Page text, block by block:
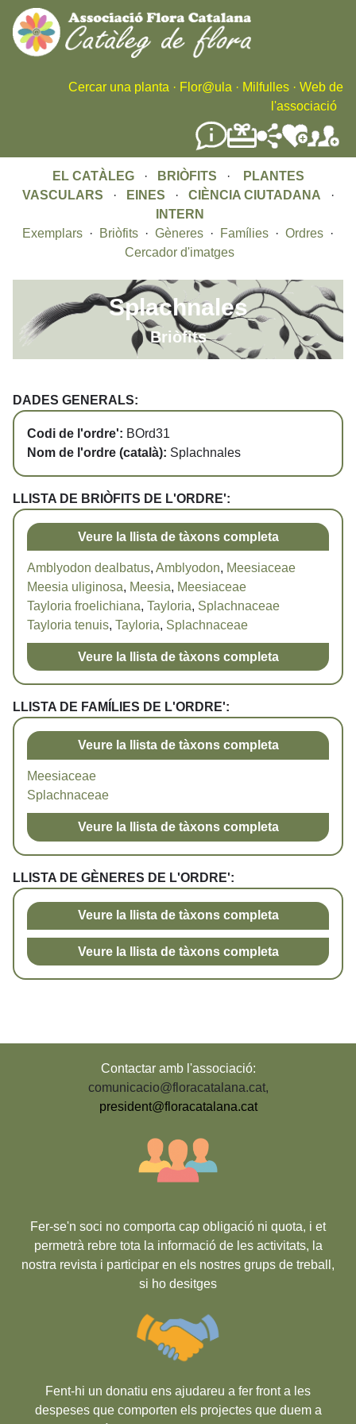
Skip
to
main
content
Cercar una planta · Flor@ula · Milfulles · Web de
l'associació
EL CATÀLEG· BRIÒFITS ·
PLANTES
VASCULARS · EINES · CIÈNCIA CIUTADANA ·
INTERN
Exemplars · Briòfits · Gèneres · Famílies · Ordres ·
Cercador d'imatges
Splachnales
Briòfits
DADES GENERALS:
Codi de l'ordre': BOrd31
Nom de l'ordre (català): Splachnales
LLISTA DE BRIÒFITS DE L'ORDRE':
Veure la llista de tàxons completa
Amblyodon dealbatus, Amblyodon, Meesiaceae
Meesia uliginosa, Meesia, Meesiaceae
Tayloria froelichiana, Tayloria, Splachnaceae
Tayloria tenuis, Tayloria, Splachnaceae
Veure la llista de tàxons completa
LLISTA DE FAMÍLIES DE L'ORDRE':
Veure la llista de tàxons completa
Meesiaceae
Splachnaceae
Veure la llista de tàxons completa
LLISTA DE GÈNERES DE L'ORDRE':
Veure la llista de tàxons completa
Veure la llista de tàxons completa
Contactar amb l'associació:
comunicacio@floracatalana.cat,
president@floracatalana.cat
Fer-se'n soci no comporta cap obligació ni quota, i et
permetrà rebre tota la informació de les activitats, la
nostra revista i participar en els nostres grups de treball,
si ho desitges
Fent-hi un donatiu ens ajudareu a fer front a les
despeses que comporten els projectes que duem a